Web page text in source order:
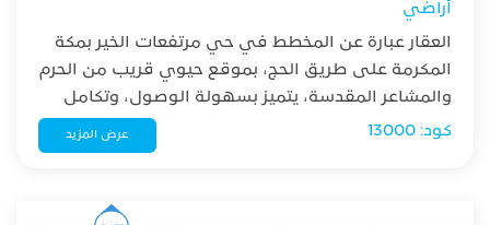
أراضي
العقار عبارة عن المخطط في حي مرتفعات الخير بمكة
المكرمة على طريق الحج، بموقع حيوي قريب من الحرم
والمشاعر المقدسة، يتميز بسهولة الوصول، وتكامل
الخدمات والبنية التحتية، ليكون خيارًا مثاليًا للتملك
كود: 13000 عرض المزيد